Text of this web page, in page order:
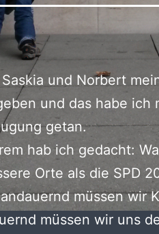
und Norbert
und das habe ich
getan.
hab ich gedacht:
Orte als die SPD
müssen wir
müssen wir uns